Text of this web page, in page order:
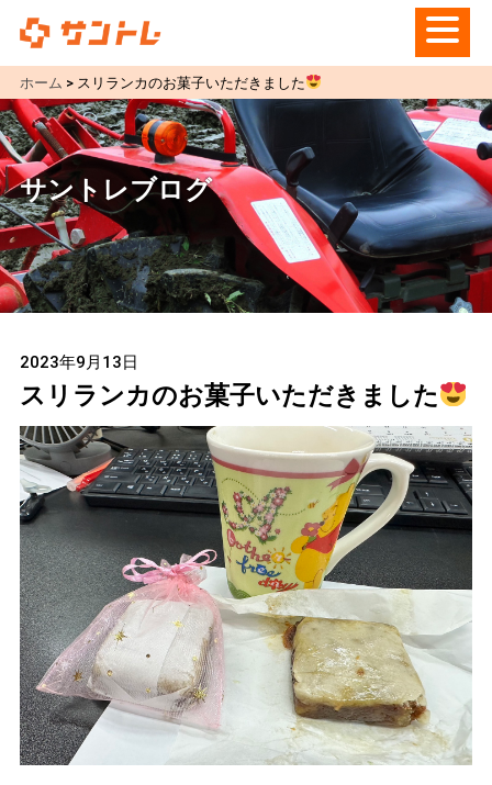
ホーム > スリランカのお菓子いただきました
サントレブログ
2023年9月13日
スリランカのお菓子いただきました